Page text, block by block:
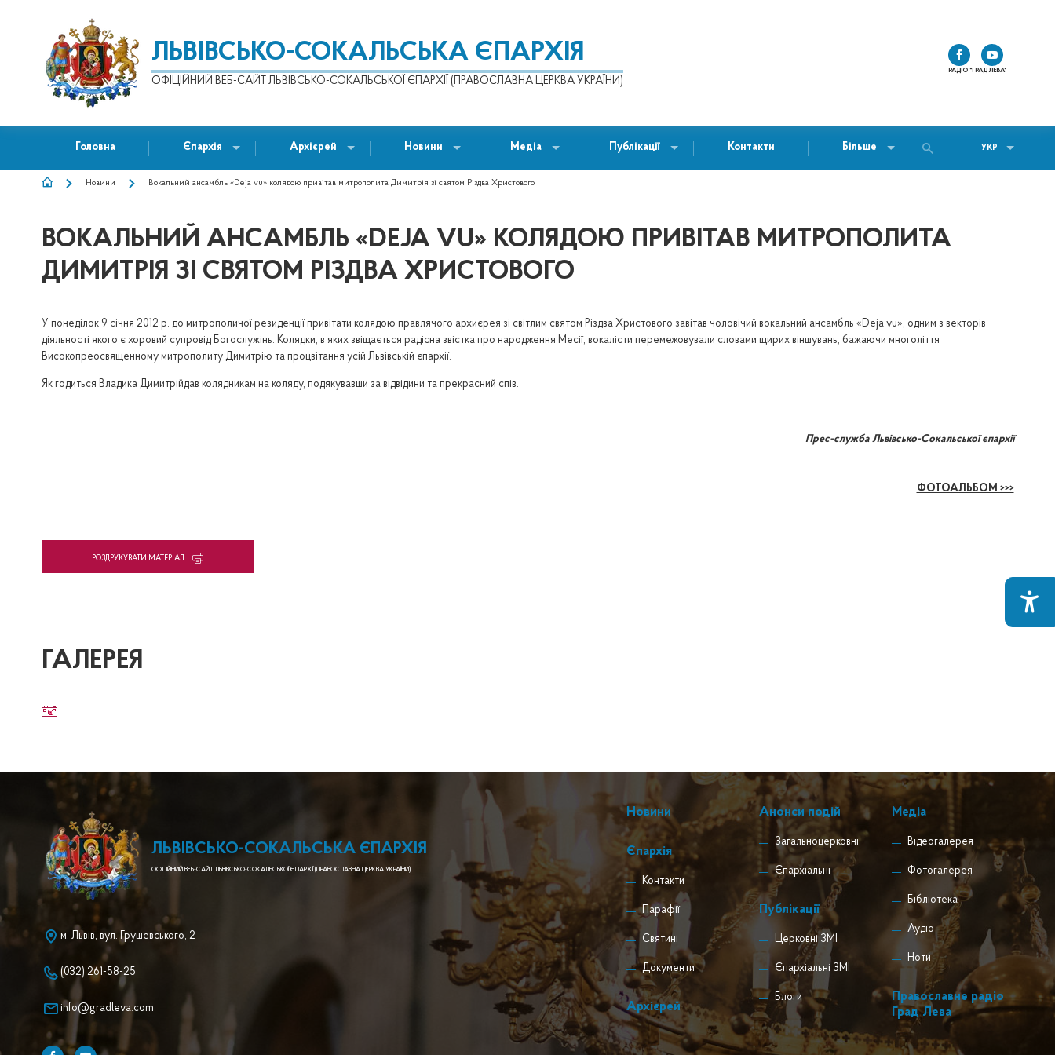
ЛЬВІВСЬКО-СОКАЛЬСЬКА ЄПАРХІЯ
ОФІЦІЙНИЙ ВЕБ-САЙТ ЛЬВІВСЬКО-СОКАЛЬСЬКОЇ ЄПАРХІЇ (ПРАВОСЛАВНА ЦЕРКВА УКРАЇНИ)
РАДІО "ГРАД ЛЕВА"
Головна Єпархія Архієрей Новини Медіа Публікації Контакти Більше УКР
РЯДОК
НАВІҐАЦІЇ
Новини Вокальний ансамбль «Deja vu» колядою привітав митрополита Димитрія зі святом Різдва Христового
ВОКАЛЬНИЙ АНСАМБЛЬ «DEJA VU» КОЛЯДОЮ ПРИВІТАВ МИТРОПОЛИТА
ДИМИТРІЯ ЗІ СВЯТОМ РІЗДВА ХРИСТОВОГО
У понеділок 9 січня 2012 р. до митрополичої резиденції привітати колядою правлячого архиєрея зі світлим святом Різдва Христового завітав чоловічий вокальний ансамбль «Deja vu», одним з векторів
діяльності якого є хоровий супровід Богослужінь. Колядки, в яких звіщається радісна звістка про народження Месії, вокалісти перемежовували словами щирих віншувань, бажаючи многоліття
Високопреосвященному митрополиту Димитрію та процвітання усій Львівській єпархії.
Як годиться Владика Димитрійдав колядникам на коляду, подякувавши за відвідини та прекрасний спів.
Прес-служба Львівсько-Сокальської єпархії
ФОТОАЛЬБОМ >>>
PОЗДРУКУВАТИ МАТЕРІАЛ
ГАЛЕРЕЯ
ЛЬВІВСЬКО-СОКАЛЬСЬКА ЄПАРХІЯ
ОФІЦІЙНИЙ ВЕБ-САЙТ ЛЬВІВСЬКО-СОКАЛЬСЬКОЇ ЄПАРХІЇ (ПРАВОСЛАВНА ЦЕРКВА УКРАЇНИ)
м. Львів, вул. Грушевського, 2
(032) 261-58-25
info@gradleva.com
Новини
Єпархія
Контакти
Парафії
Святині
Документи
Архієрей
Анонси подій
Загальноцерковні
Єпархіальні
Публікації
Церковні ЗМІ
Єпархіальні ЗМІ
Блоги
Медіа
Відеогалерея
Фотогалерея
Бібліотека
Аудіо
Ноти
Православне радіо
Град Лева